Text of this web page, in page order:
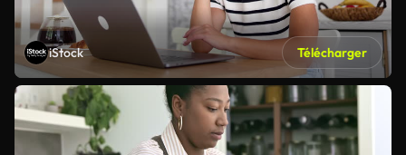
iStock Télécharger